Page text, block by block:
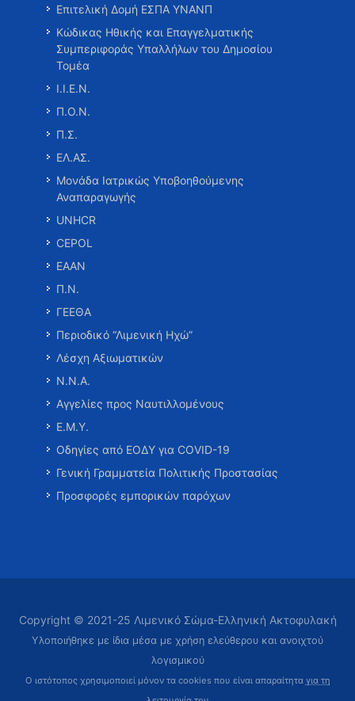
Επιτελική Δομή ΕΣΠΑ ΥΝΑΝΠ
Κώδικας Ηθικής και Επαγγελματικής
Συμπεριφοράς Υπαλλήλων του Δημοσίου
Τομέα
Ι.Ι.Ε.Ν.
Π.Ο.Ν.
Π.Σ.
ΕΛ.ΑΣ.
Μονάδα Ιατρικώς Υποβοηθούμενης
Αναπαραγωγής
UNHCR
CEPOL
ΕΑΑΝ
Π.Ν.
ΓΕΕΘΑ
Περιοδικό “Λιμενική Ηχώ”
Λέσχη Αξιωματικών
Ν.Ν.Α.
Αγγελίες προς Ναυτιλλομένους
Ε.Μ.Υ.
Οδηγίες από ΕΟΔΥ για COVID-19
Γενική Γραμματεία Πολιτικής Προστασίας
Προσφορές εμπορικών παρόχων
Copyright © 2021-25 Λιμενικό Σώμα-Ελληνική Ακτοφυλακή
Υλοποιήθηκε με ίδια μέσα με χρήση ελεύθερου και ανοιχτού
λογισμικού
Ο ιστότοπος χρησιμοποιεί μόνον τα cookies που είναι απαραίτητα για τη